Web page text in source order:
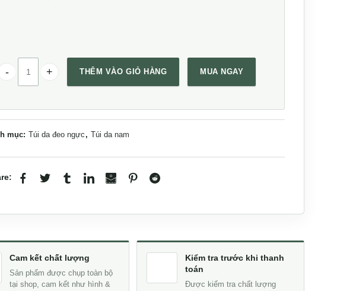
Túi da chéo ngực nam gọn nhẹ TDL57 số lượng
THÊM VÀO GIỎ HÀNG MUA NGAY
mục: Túi da đeo ngực , Túi da nam
Cam kết chất lượng
Sản phẩm được chụp toàn bộ
tại shop, cam kết như hình &
Kiểm tra trước khi thanh
toán
Được kiểm tra chất lượng